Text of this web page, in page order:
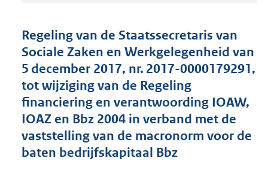
d
s
g
o
o
t
e
:
Regeling van de Staatssecretaris van
Sociale Zaken en Werkgelegenheid van
5 december 2017, nr. 2017-0000179291,
tot wijziging van de Regeling
financiering en verantwoording IOAW,
IOAZ en Bbz 2004 in verband met de
vaststelling van de macronorm voor de
baten bedrijfskapitaal Bbz